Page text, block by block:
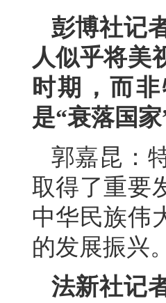
彭博社记
人似乎将美
时期，而
是“衰落国家
郭嘉昆：
取得了重要
中华民族伟
的发展振兴。
法新社记